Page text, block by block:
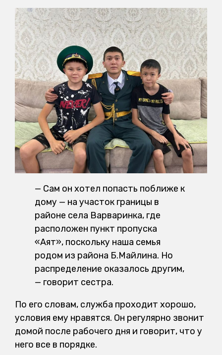
— Сам он хотел попасть поближе к
дому — на участок границы в
районе села Варваринка, где
расположен пункт пропуска
«Аят», поскольку наша семья
родом из района Б.Майлина. Но
распределение оказалось другим,
— говорит сестра.
По его словам, служба проходит хорошо,
условия ему нравятся. Он регулярно звонит
домой после рабочего дня и говорит, что у
него все в порядке.